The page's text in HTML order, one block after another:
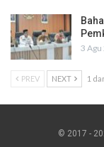
3
PREV NEXT 1
© 2017 -